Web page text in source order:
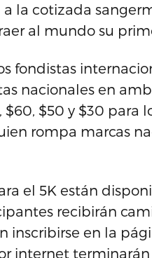
la cotizada
al mundo su
fondistas
nacionales en
$60, $50 y $30 para
rompa marcas
el 5K están
recibirán
inscribirse en la
internet terminarán